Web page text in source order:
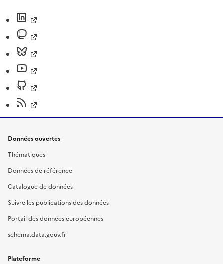
Données ouvertes
Thématiques
Données de référence
Catalogue de données
Suivre les publications des données
Portail des données européennes
schema.data.gouv.fr
Plateforme